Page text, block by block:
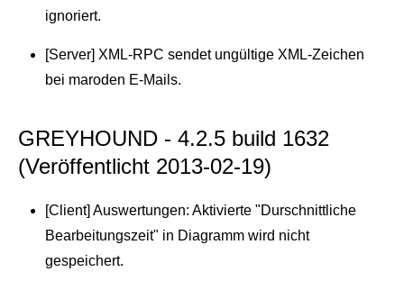
ignoriert.
[Server] XML-RPC sendet ungültige XML-Zeichen
bei maroden E-Mails.
GREYHOUND - 4.2.5 build 1632
(Veröffentlicht 2013-02-19)
[Client] Auswertungen: Aktivierte "Durschnittliche
Bearbeitungszeit" in Diagramm wird nicht
gespeichert.